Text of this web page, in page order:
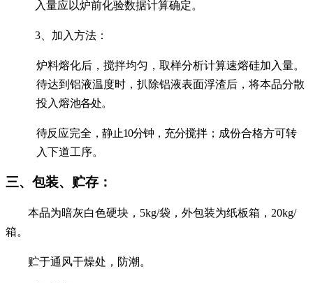
入量应以炉前化验数据计算确定。
3、 加入方法：
炉料熔化后，搅拌均匀，取样分析计算速熔硅加入量。
待达到铝液温度时，扒除铝液表面浮渣后，将本品分散
投入熔池各处。
待反应完全 ，静止10分钟，充分搅拌；成份合格方可转
入下道工序。
三、包装、贮存：
本品为暗灰白色硬块， 5kg/袋，外包装为纸板箱， 20kg/
箱。
贮于通风干燥处，防潮。